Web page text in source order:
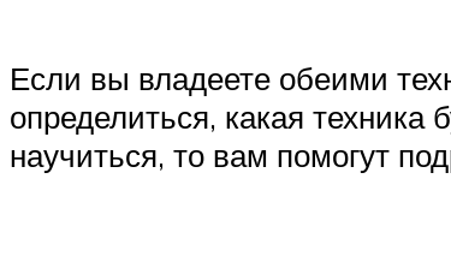
Если вы владеете обеими
определиться, какая
научиться, то вам помогут